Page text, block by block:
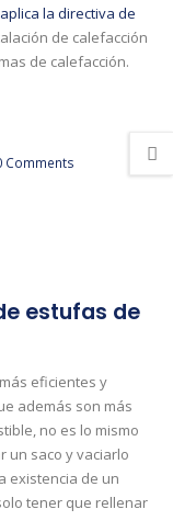
la directiva de
de calefacción
de calefacción.
Comments
estufas de
eficientes y
además son más
no es lo mismo
un saco y vaciarlo
existencia de un
tener que rellenar